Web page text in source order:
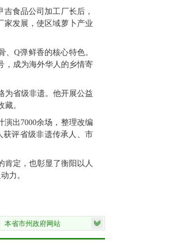
食品公司加工厂长后，
家发展，使区域萝卜产业
Q弹鲜香的核心特色。
，成为海外华人的乡情寄
为省级非遗。他开展公益
。
出7000余场，整理改编
获评省级非遗传承人、市
肯定，也彰显了衡阳以人
力。